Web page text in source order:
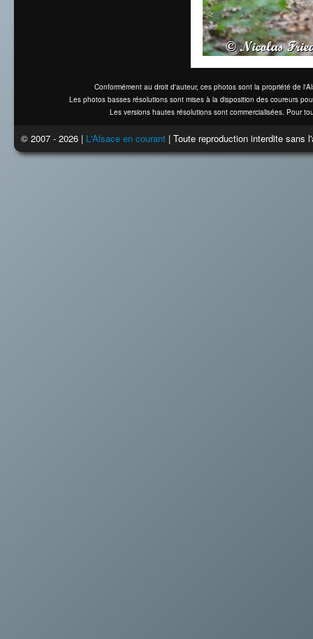
Conformément au droit d'auteur, ces photos sont la propriété de
Les photos basses résolutions sont mises à la disposition des coureurs
Les versions hautes résolutions sont commercialisées. Pour
© 2007 - 2026 | L'Alsace en courant | Toute reproduction interdite sans